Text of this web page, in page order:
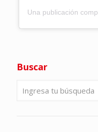
Buscar